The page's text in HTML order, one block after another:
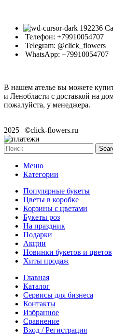
192236
Телефон: +79910054707
Telegram: @click_flowers
WhatsApp: +79910054707
В нашем ателье вы можете
и Ленобласти с доставкой на
пожалуйста, у менеджера.
2025 | ©click-flowers.ru
Меню
Категории
Популярные букеты
Цветы в коробке
Корзины с цветами
Букеты роз
На праздник
Подарки
Акции
Новинки букетов и цветов
Хиты продаж
Главная
Каталог
Cервисы для бизнеса
Контакты
Избранное
Сравнение
Вход / Регистрация